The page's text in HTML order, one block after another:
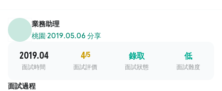
業務助理
桃園·2019.05.06 分享
2019.04
面試時間
4/5
面試評價
錄取
面試狀態
低
面試難度
面試過程